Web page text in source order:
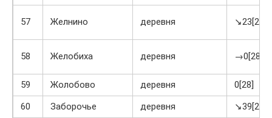
57 Желнино деревня ↘23[28]
58 Желобиха деревня →0[28]
59 Жолобово деревня
0[28]
60
Заборочье деревня ↘39[28]